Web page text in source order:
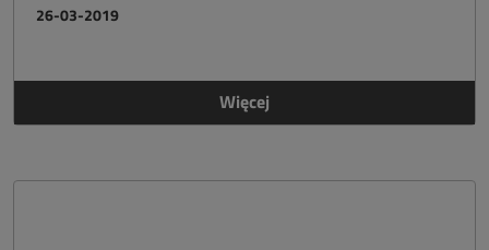
26-03-2019
Więcej